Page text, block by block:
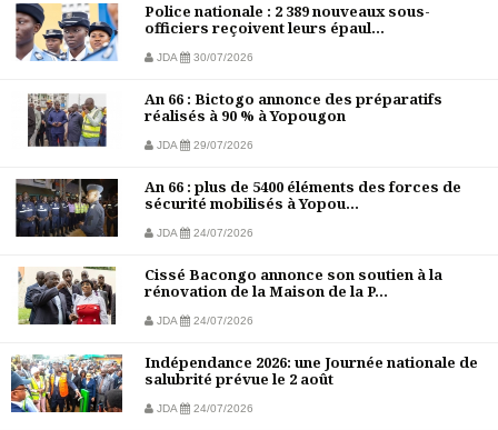
Police nationale : 2 389 nouveaux sous-
officiers reçoivent leurs épaul...
JDA 30/07/2026
An 66 : Bictogo annonce des préparatifs
réalisés à 90 % à Yopougon
JDA 29/07/2026
An 66 : plus de 5400 éléments des forces de
sécurité mobilisés à Yopou...
JDA 24/07/2026
Cissé Bacongo annonce son soutien à la
rénovation de la Maison de la P...
JDA 24/07/2026
Indépendance 2026: une Journée nationale de
salubrité prévue le 2 août
JDA 24/07/2026